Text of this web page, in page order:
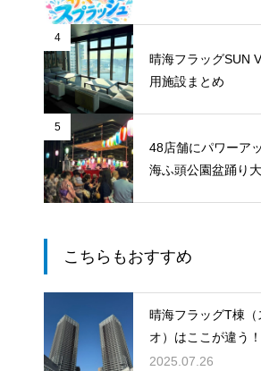
4
晴海フラッグSUN
用施設まとめ
5
48店舗にパワーア
海ふ頭公園盆踊り
こちらもおすすめ
晴海フラッグT棟（
オ）はここが違う！
2025.07.26